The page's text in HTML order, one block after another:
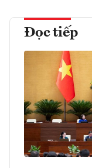
Đọc tiếp